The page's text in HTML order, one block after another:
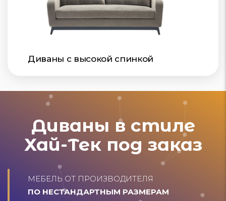
Диваны с высокой спинкой
Диваны в стиле
Хай-Тек под заказ
МЕБЕЛЬ ОТ ПРОИЗВОДИТЕЛЯ
ПО НЕСТАНДАРТНЫМ РАЗМЕРАМ